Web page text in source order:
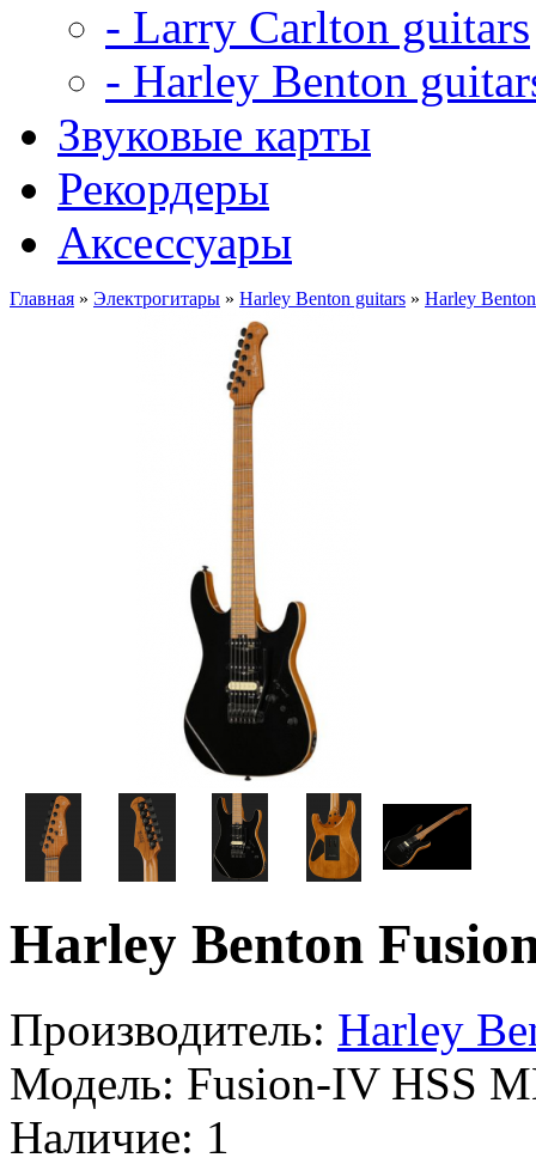
- Larry Carlton guitars
- Harley Benton
Звуковые карты
Рекордеры
Аксессуары
Главная » Электрогитары » Harley Benton guitars » Harley
Harley Benton
Производитель: Harley
Модель: Fusion-IV HSS
Наличие: 1